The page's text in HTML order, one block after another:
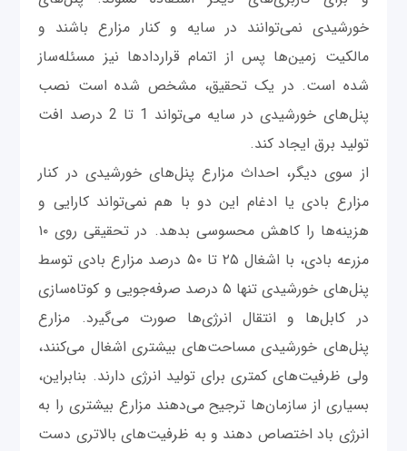
خورشیدی نمی‌توانند در سایه و کنار مزارع باشند و
مالکیت زمین‌ها پس از اتمام قراردادها نیز مسئله‌ساز
شده است. در یک تحقیق، مشخص شده است نصب
پنل‌های خورشیدی در سایه می‌تواند 1 تا 2 درصد افت
تولید برق ایجاد کند.
از سوی دیگر، احداث مزارع پنل‌های خورشیدی در کنار
مزارع بادی یا ادغام این دو با هم نمی‌تواند کارایی و
هزینه‌ها را کاهش محسوسی بدهد. در تحقیقی روی ۱۰
مزرعه بادی، با اشغال ۲۵ تا ۵۰ درصد مزارع بادی توسط
پنل‌های خورشیدی تنها ۵ درصد صرفه‌جویی و کوتاه‌سازی
در کابل‌ها و انتقال انرژی‌ها صورت می‌گیرد. مزارع
پنل‌های خورشیدی مساحت‌های بیشتری اشغال می‌کنند،
ولی ظرفیت‌های کمتری برای تولید انرژی دارند. بنابراین،
بسیاری از سازمان‌ها ترجیح می‌دهند مزارع بیشتری را به
انرژی باد اختصاص دهند و به ظرفیت‌های بالاتری دست